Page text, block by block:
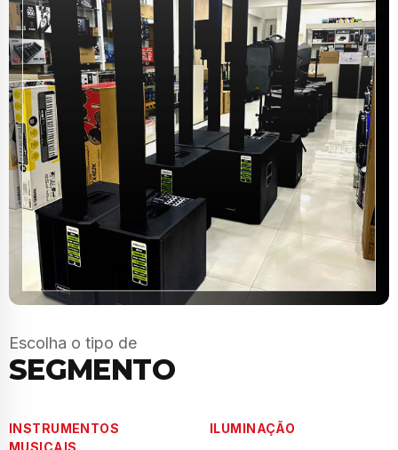
Escolha o tipo de
SEGMENTO
INSTRUMENTOS
MUSICAIS
ILUMINAÇÃO